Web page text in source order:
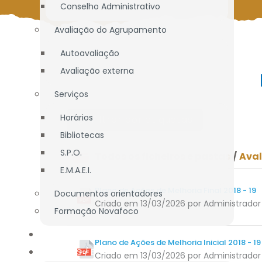
Conselho Administrativo
Avaliação do Agrupamento
Autoavaliação
Avaliação externa
Serviços
Horários
Bibliotecas
S.P.O.
E.M.A.E.I.
Documentos orientadores
Formação Novafoco
ALUNOS / E.E.
Filtrar por etiquetas
/
Plano de Ações de Melhoria Final 2018 - 19
Criado em 13/03/2026 por Administrador
Plano de Ações de Melhoria Inicial 2018 - 19
Criado em 13/03/2026 por Administrador